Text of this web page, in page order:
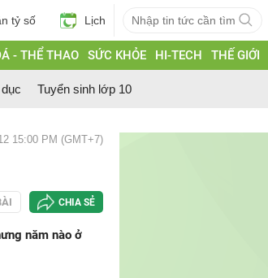
tỷ số Lịch
- THỂ THAO SỨC KHỎE HI-TECH THẾ GIỚI
Tuyển sinh lớp 10
15:00 PM (GMT+7)
CHIA SẺ
năm nào ở